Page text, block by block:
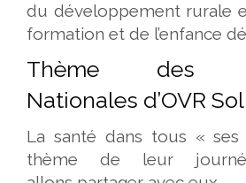
du développement rurale
formation et de l’enfance
Thème des
Nationales d’OVR
La santé dans tous «
thème de leur